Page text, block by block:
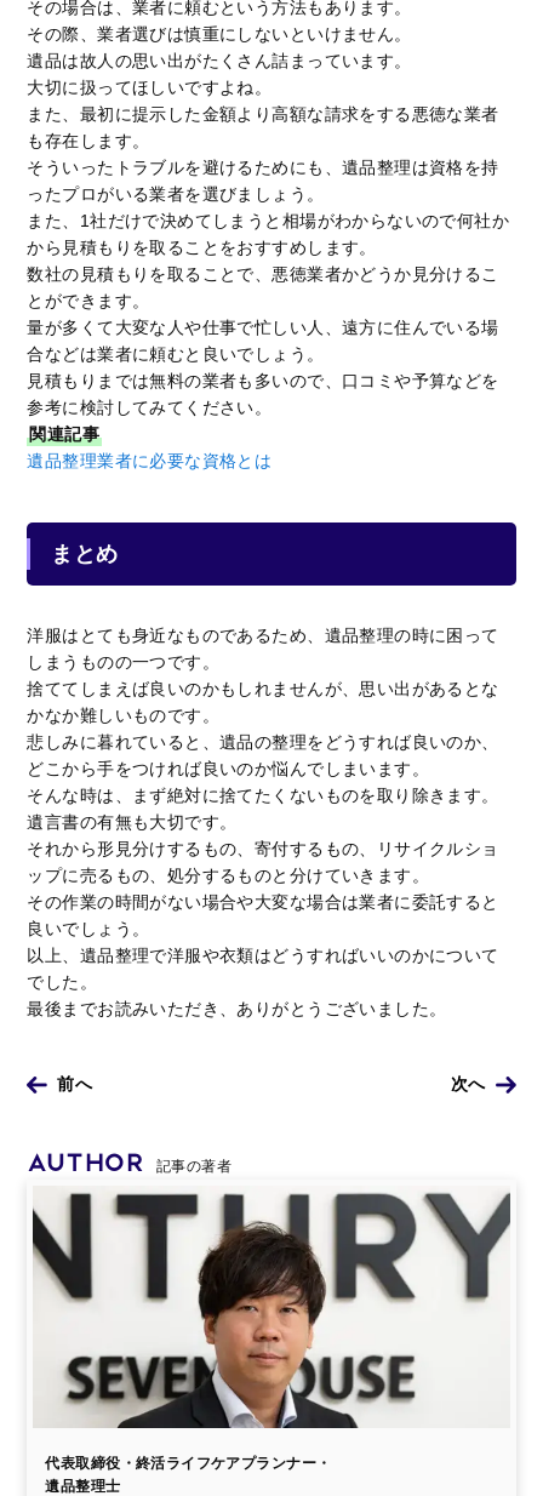
その場合は、業者に頼むという方法もあります。
その際、業者選びは慎重にしないといけません。
遺品は故人の思い出がたくさん詰まっています。
大切に扱ってほしいですよね。
また、最初に提示した金額より高額な請求をする悪徳な業者
も存在します。
そういったトラブルを避けるためにも、遺品整理は資格を持
ったプロがいる業者を選びましょう。
また、1社だけで決めてしまうと相場がわからないので何社か
から見積もりを取ることをおすすめします。
数社の見積もりを取ることで、悪徳業者かどうか見分けるこ
とができます。
量が多くて大変な人や仕事で忙しい人、遠方に住んでいる場
合などは業者に頼むと良いでしょう。
見積もりまでは無料の業者も多いので、口コミや予算などを
参考に検討してみてください。
関連記事
遺品整理業者に必要な資格とは
まとめ
洋服はとても身近なものであるため、遺品整理の時に困って
しまうものの一つです。
捨ててしまえば良いのかもしれませんが、思い出があるとな
かなか難しいものです。
悲しみに暮れていると、遺品の整理をどうすれば良いのか、
どこから手をつければ良いのか悩んでしまいます。
そんな時は、まず絶対に捨てたくないものを取り除きます。
遺言書の有無も大切です。
それから形見分けするもの、寄付するもの、リサイクルショ
ップに売るもの、処分するものと分けていきます。
その作業の時間がない場合や大変な場合は業者に委託すると
良いでしょう。
以上、遺品整理で洋服や衣類はどうすればいいのかについて
でした。
最後までお読みいただき、ありがとうございました。
前へ 次へ
AUTHOR 記事の著者
代表取締役・終活ライフケアプランナー・
遺品整理士